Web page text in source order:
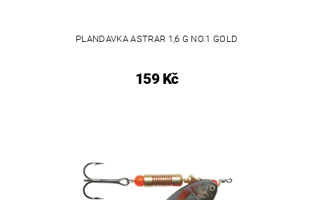
PLANDAVKA ASTRAR 1,6 G NO.1 GOLD
159 Kč